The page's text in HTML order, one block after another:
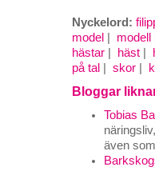
Nyckelord:
model
modell
hästar
häst
på tal
skor
Bloggar
Tobias
även